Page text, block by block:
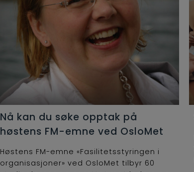
Nå kan du søke opptak på
høstens FM-emne ved OsloMet
Høstens FM-emne «Fasilitetsstyringen i
organisasjoner» ved OsloMet tilbyr 60